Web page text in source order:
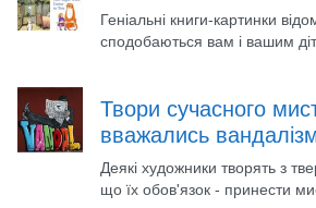
Геніальні книги-картинки
сподобаються вам і вашим
Твори сучасного
вважались
Деякі художники творять з
що їх обов'язок - принести